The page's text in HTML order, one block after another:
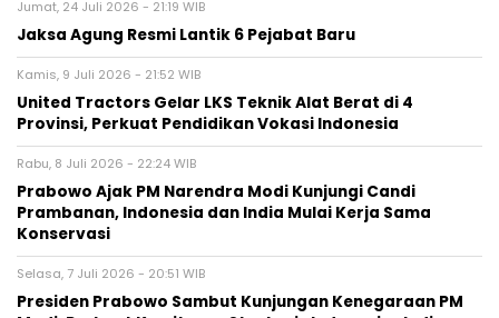
Jumat, 24 Juli 2026 - 21:19 WIB
Jaksa Agung Resmi Lantik 6 Pejabat Baru
Kamis, 9 Juli 2026 - 21:52 WIB
United Tractors Gelar LKS Teknik Alat Berat di 4
Provinsi, Perkuat Pendidikan Vokasi Indonesia
Rabu, 8 Juli 2026 - 22:24 WIB
Prabowo Ajak PM Narendra Modi Kunjungi Candi
Prambanan, Indonesia dan India Mulai Kerja Sama
Konservasi
Selasa, 7 Juli 2026 - 20:51 WIB
Presiden Prabowo Sambut Kunjungan Kenegaraan PM